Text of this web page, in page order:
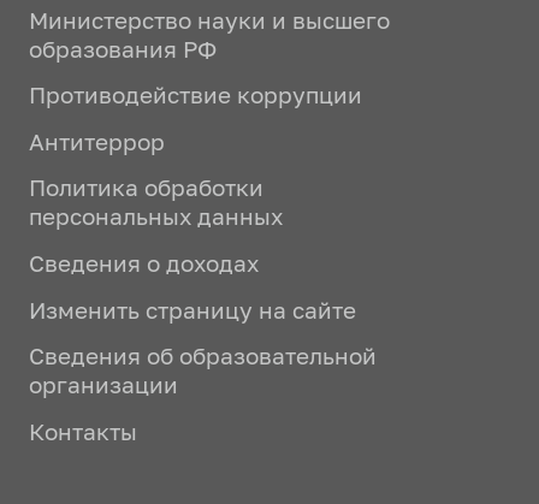
Министерство науки и высшего
образования РФ
Противодействие коррупции
Антитеррор
Политика обработки
персональных данных
Сведения о доходах
Изменить страницу на сайте
Сведения об образовательной
организации
Контакты